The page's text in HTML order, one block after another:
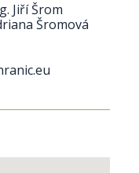
Jiří Šrom
Šromová